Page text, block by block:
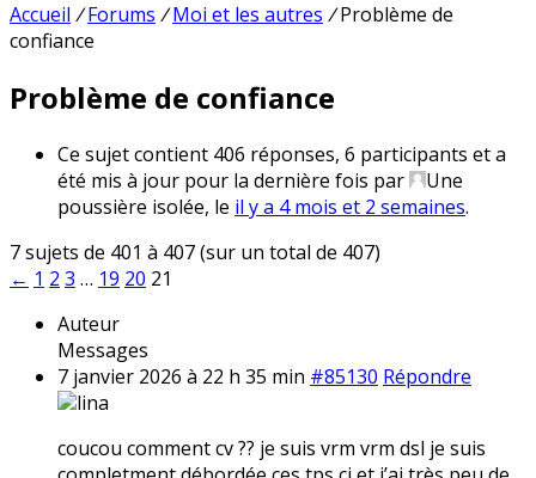
Accueil / Forums / Moi et les autres / Problème de
confiance
Problème de confiance
Ce sujet contient 406 réponses, 6 participants et a
été mis à jour pour la dernière fois par
Une
poussière isolée, le il y a 4 mois et 2 semaines.
7 sujets de 401 à 407 (sur un total de 407)
← 1 2 3 … 19 20 21
Auteur
Messages
7 janvier 2026 à 22 h 35 min #85130 Répondre
lina
coucou comment cv ?? je suis vrm vrm dsl je suis